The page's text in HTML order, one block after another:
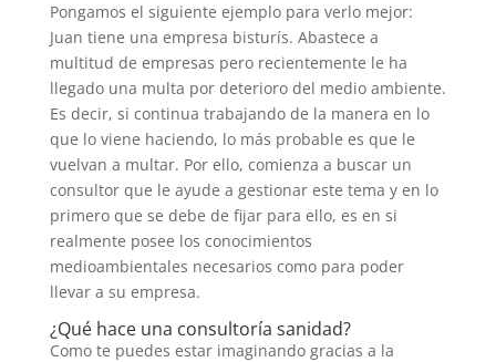
Pongamos el siguiente ejemplo para verlo mejor:
Juan tiene una empresa bisturís. Abastece a
multitud de empresas pero recientemente le ha
llegado una multa por deterioro del medio ambiente.
Es decir, si continua trabajando de la manera en lo
que lo viene haciendo, lo más probable es que le
vuelvan a multar. Por ello, comienza a buscar un
consultor que le ayude a gestionar este tema y en lo
primero que se debe de fijar para ello, es en si
realmente posee los conocimientos
medioambientales necesarios como para poder
llevar a su empresa.
¿Qué hace una consultoría sanidad?
Como te puedes estar imaginando gracias a la